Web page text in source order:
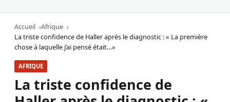
Accueil
Afrique
La triste confidence de Haller après le diagnostic : « La première
chose à laquelle j’ai pensé était…»
AFRIQUE
La triste confidence de